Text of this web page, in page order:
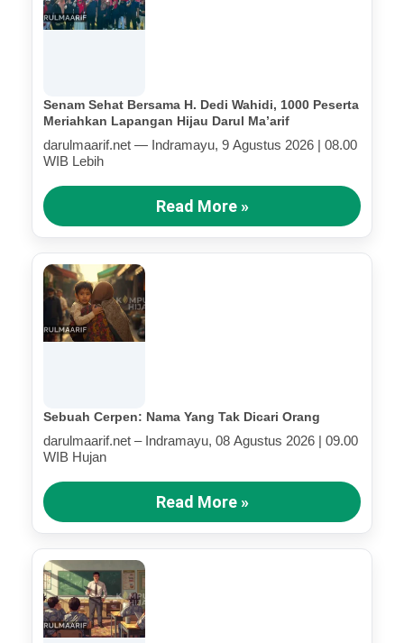
Senam Sehat Bersama H. Dedi Wahidi, 1000 Peserta
Meriahkan Lapangan Hijau Darul Ma’arif
darulmaarif.net — Indramayu, 9 Agustus 2026 | 08.00
WIB Lebih
Read More »
Sebuah Cerpen: Nama Yang Tak Dicari Orang
darulmaarif.net – Indramayu, 08 Agustus 2026 | 09.00
WIB Hujan
Read More »